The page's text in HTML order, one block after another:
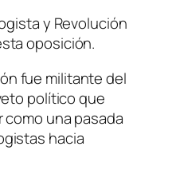
y Revolución
oposición.
fue militante del
político que
una pasada
hacia